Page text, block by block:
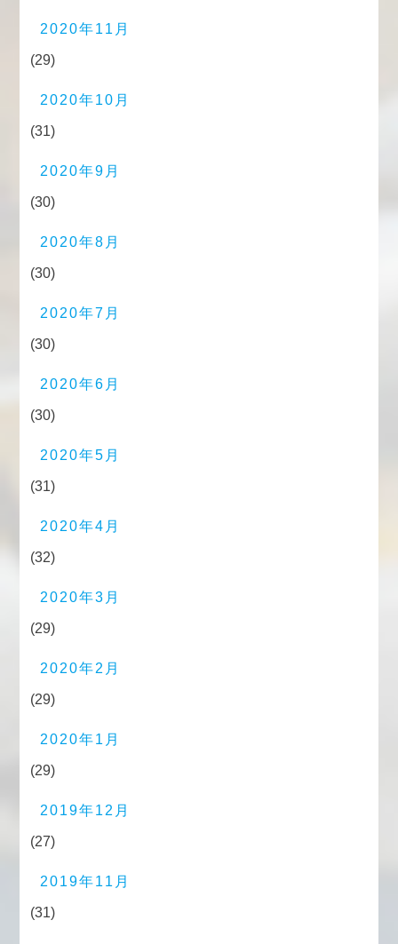
2020年11月
(29)
2020年10月
(31)
2020年9月
(30)
2020年8月
(30)
2020年7月
(30)
2020年6月
(30)
2020年5月
(31)
2020年4月
(32)
2020年3月
(29)
2020年2月
(29)
2020年1月
(29)
2019年12月
(27)
2019年11月
(31)